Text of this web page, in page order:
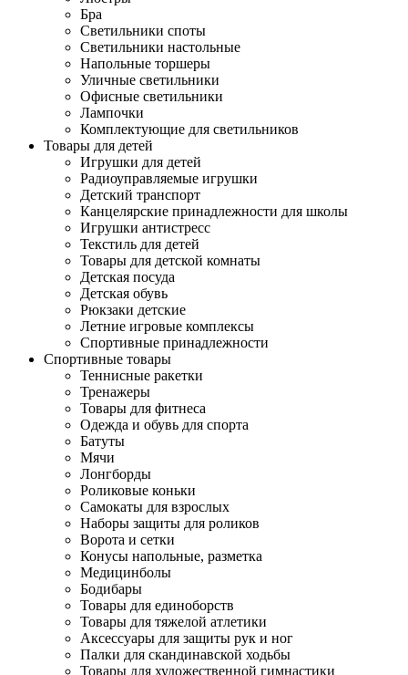
Бра
Светильники споты
Светильники настольные
Напольные торшеры
Уличные светильники
Офисные светильники
Лампочки
Комплектующие для светильников
Товары для детей
Игрушки для детей
Радиоуправляемые игрушки
Детский транспорт
Канцелярские принадлежности для школы
Игрушки антистресс
Текстиль для детей
Товары для детской комнаты
Детская посуда
Детская обувь
Рюкзаки детские
Летние игровые комплексы
Спортивные принадлежности
Спортивные товары
Теннисные ракетки
Тренажеры
Товары для фитнеса
Одежда и обувь для спорта
Батуты
Мячи
Лонгборды
Роликовые коньки
Самокаты для взрослых
Наборы защиты для роликов
Ворота и сетки
Конусы напольные, разметка
Медицинболы
Бодибары
Товары для единоборств
Товары для тяжелой атлетики
Аксессуары для защиты рук и ног
Палки для скандинавской ходьбы
Товары для художественной гимнастики